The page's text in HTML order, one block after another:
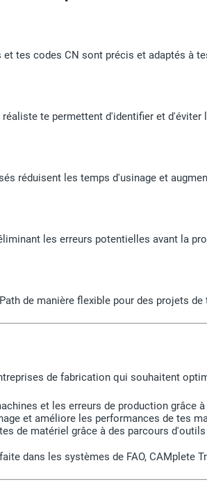
tes codes CN sont précis et adaptés à
te permettent d'identifier et
réduisent les temps d'usinage et
les erreurs potentielles avant la
de manière flexible pour des projets
de fabrication qui souhaitent
et les erreurs de production
et améliore les performances de tes
de matériel grâce à des parcours
dans les systèmes de FAO, CAMplete